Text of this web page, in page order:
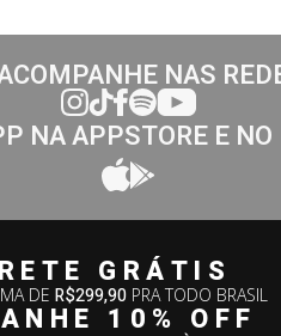
NAS
NA APPSTORE E
GRÁTIS
DER$299,90 PRA TODO BRASIL
10% OFF